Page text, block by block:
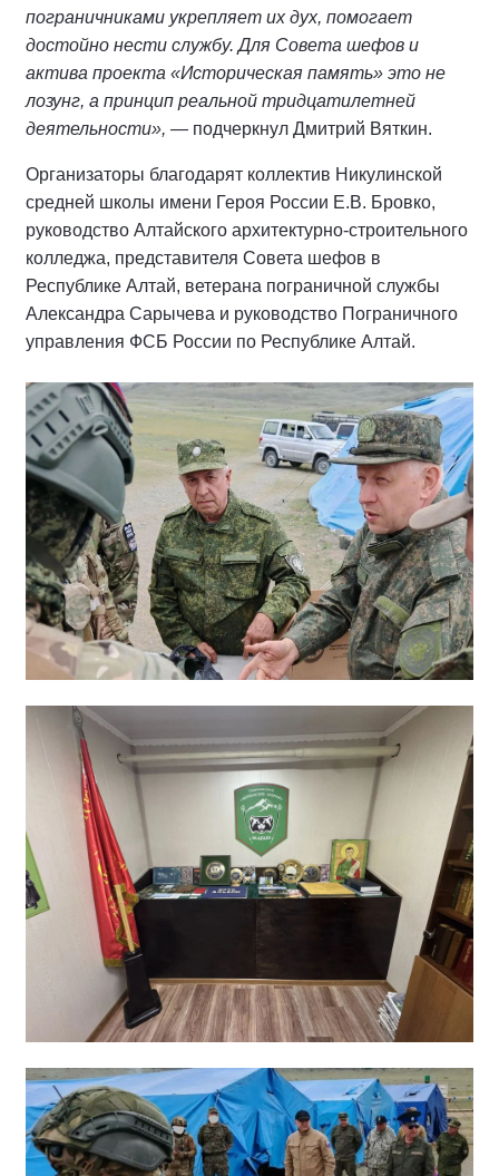
пограничниками укрепляет их дух, помогает
достойно нести службу. Для Совета шефов и
актива проекта «Историческая память» это не
лозунг, а принцип реальной тридцатилетней
деятельности», — подчеркнул Дмитрий Вяткин.
Организаторы благодарят коллектив Никулинской
средней школы имени Героя России Е.В. Бровко,
руководство Алтайского архитектурно-строительного
колледжа, представителя Совета шефов в
Республике Алтай, ветерана пограничной службы
Александра Сарычева и руководство Пограничного
управления ФСБ России по Республике Алтай.